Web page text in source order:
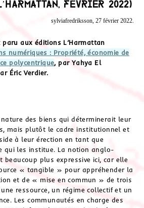
Février 2022)
sylviafredriksson, 27 février 2022.
aux éditions L’Harmattan
numériques : Propriété, économie de
polycentrique, par Yahya El
Éric Verdier.
des biens qui déterminerait leur
mais plutôt le cadre institutionnel et
à leur érection en tant que
qui les institue. La notion anglo-
beaucoup plus expressive ici, car elle
« tangible » pour appréhender la
et de « mise en commun » de trois
ressource, un régime collectif et un
Les communautés en charge des